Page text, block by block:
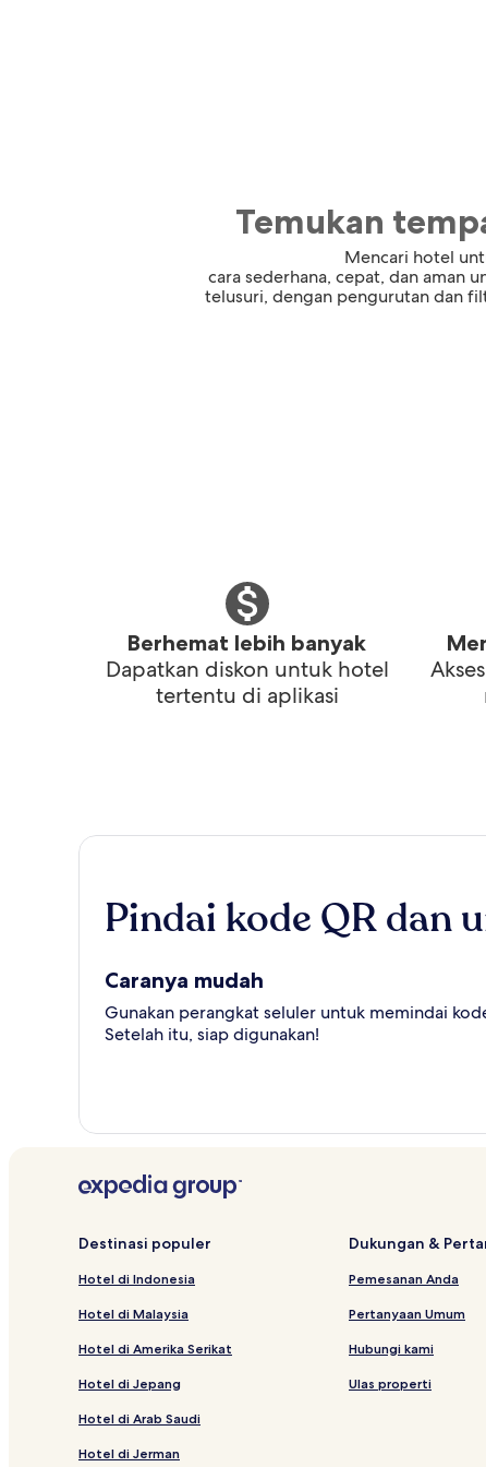
Temukan
Mencari hotel
cara sederhana, cepat, dan aman
telusuri, dengan pengurutan dan
Berhemat lebih banyak
Dapatkan diskon untuk hotel
tertentu di aplikasi
Pindai kode QR dan
Caranya mudah
Gunakan perangkat seluler untuk memindai
Setelah itu, siap digunakan!
Destinasi populer
Hotel di Indonesia
Hotel di Malaysia
Hotel di Amerika Serikat
Hotel di Jepang
Hotel di Arab Saudi
Hotel di Jerman
Dukungan &
Pemesanan Anda
Pertanyaan Umum
Hubungi kami
Ulas properti